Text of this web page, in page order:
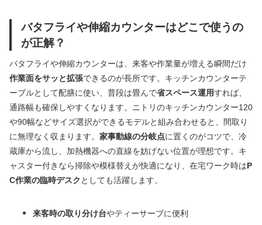
バタフライや伸縮カウンターはどこで使うの
が正解？
バタフライや伸縮カウンターは、来客や作業量が増える瞬間だけ
作業面をサッと拡張できるのが長所です。キッチンカウンターテ
ーブルとして配膳に使い、普段は畳んで省スペース運用すれば、
通路幅も確保しやすくなります。ニトリのキッチンカウンター120
や90幅などサイズ選択ができるモデルと組み合わせると、間取り
に無理なく収まります。 家事動線の分岐点に置くのがコツで、冷
蔵庫から流し、加熱機器への直線を妨げない位置が理想です。キ
ャスター付きなら掃除や模様替えが快適になり、在宅ワーク時はP
C作業の臨時デスク としても活躍します。
来客時の取り分け台やティーサーブに便利